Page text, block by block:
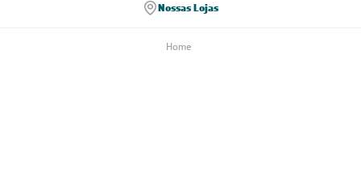
Nossas Lojas
Home